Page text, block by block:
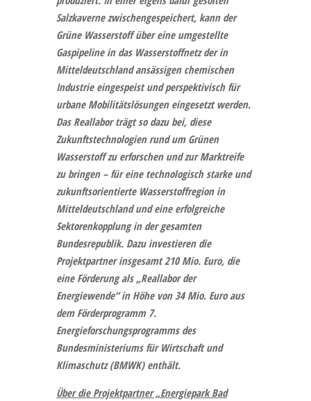
Salzkaverne zwischengespeichert, kann der
Grüne Wasserstoff über eine umgestellte
Gaspipeline in das Wasserstoffnetz der in
Mitteldeutschland ansässigen chemischen
Industrie eingespeist und perspektivisch für
urbane Mobilitätslösungen eingesetzt werden.
Das Reallabor trägt so dazu bei, diese
Zukunftstechnologien rund um Grünen
Wasserstoff zu erforschen und zur Marktreife
zu bringen – für eine technologisch starke und
zukunftsorientierte Wasserstoffregion in
Mitteldeutschland und eine erfolgreiche
Sektorenkopplung in der gesamten
Bundesrepublik. Dazu investieren die
Projektpartner insgesamt 210 Mio. Euro, die
eine Förderung als „Reallabor der
Energiewende“ in Höhe von 34 Mio. Euro aus
dem Förderprogramm 7.
Energieforschungsprogramms des
Bundesministeriums für Wirtschaft und
Klimaschutz (BMWK) enthält.
Über die Projektpartner „Energiepark Bad